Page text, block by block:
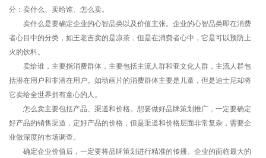
分：卖什么、卖给谁、怎么卖。
卖什么是要确定企业的心智品类以及价值主张。企业的心智品类即在消费
者心目中的分类，如王老吉卖的是凉茶，但是在消费者心中，它是可以预防上
火的饮料。
卖给谁，主要指消费群体，主要包括主流人群和亚文化人群，主流人群包
括潜在用户和非潜在用户。如动画片的消费群体主要是儿童，但是迪士尼却将
它卖给全世界拥有童心的人。
怎么卖主要包括产品、渠道和价格。想要做好品牌策划推广，一定要确定
好产品的销售渠道，定好产品的价格，但是渠道和价格层面非常复杂，需要企
业做深度的市场调查。
确定企业价值后，一定要将品牌策划进行精准的传播。企业的面临最大的